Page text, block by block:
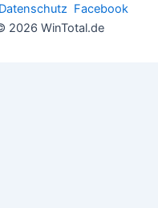
Datenschutz Facebook
WinTotal.de